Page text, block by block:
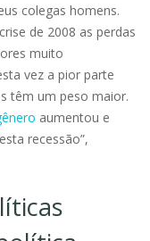
colegas homens.
de 2008 as perdas
muito
vez a pior parte
têm um peso maior.
aumentou e
recessão”,